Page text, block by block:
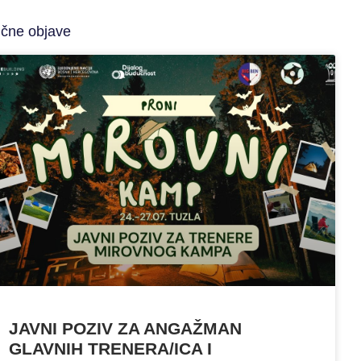
objave
JAVNI POZIV ZA ANGAŽMAN
GLAVNIH TRENERA/ICA I